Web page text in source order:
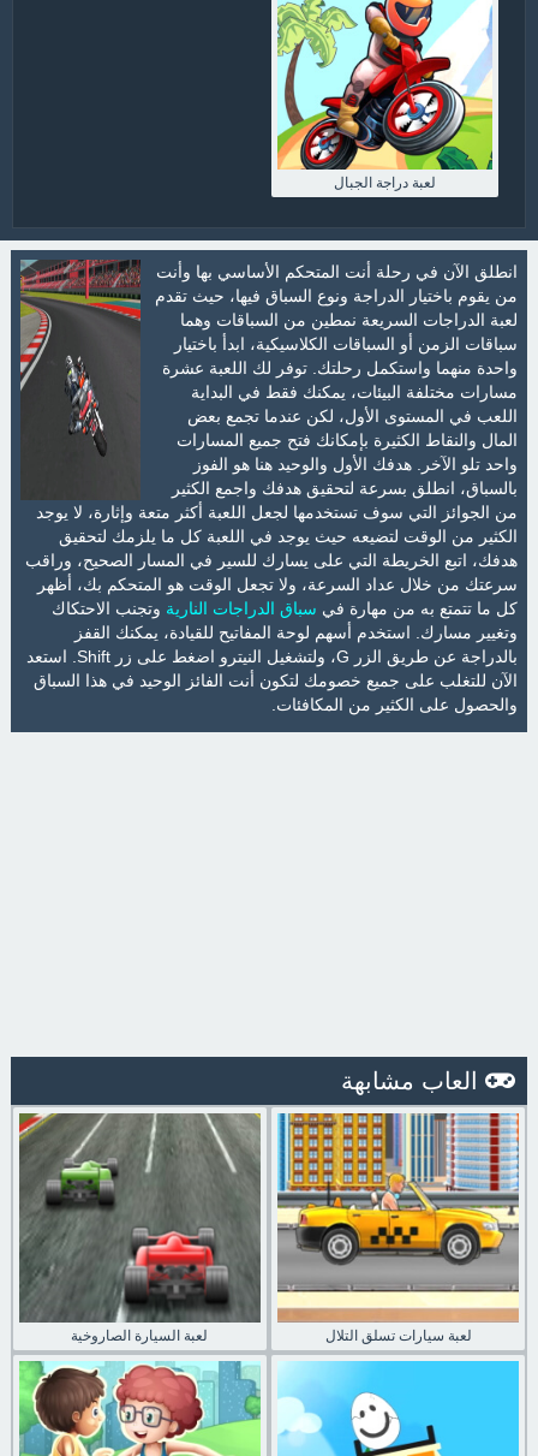
لعبة دراجة الجبال
انطلق الآن في رحلة أنت المتحكم الأساسي بها وأنت
من يقوم باختيار الدراجة ونوع السباق فيها، حيث تقدم
لعبة الدراجات السريعة نمطين من السباقات وهما
سباقات الزمن أو السباقات الكلاسيكية، ابدأ باختيار
واحدة منهما واستكمل رحلتك. توفر لك اللعبة عشرة
مسارات مختلفة البيئات، يمكنك فقط في البداية
اللعب في المستوى الأول، لكن عندما تجمع بعض
المال والنقاط الكثيرة بإمكانك فتح جميع المسارات
واحد تلو الآخر. هدفك الأول والوحيد هنا هو الفوز
بالسباق، انطلق بسرعة لتحقيق هدفك واجمع الكثير
من الجوائز التي سوف تستخدمها لجعل اللعبة أكثر متعة وإثارة، لا يوجد
الكثير من الوقت لتضيعه حيث يوجد في اللعبة كل ما يلزمك لتحقيق
هدفك، اتبع الخريطة التي على يسارك للسير في المسار الصحيح، وراقب
سرعتك من خلال عداد السرعة، ولا تجعل الوقت هو المتحكم بك، أظهر
كل ما تتمتع به من مهارة في سباق الدراجات النارية وتجنب الاحتكاك
وتغيير مسارك. استخدم أسهم لوحة المفاتيح للقيادة، يمكنك القفز
بالدراجة عن طريق الزر G، ولتشغيل النيترو اضغط على زر Shift. استعد
الآن للتغلب على جميع خصومك لتكون أنت الفائز الوحيد في هذا السباق
والحصول على الكثير من المكافئات.
العاب مشابهة
لعبة السيارة الصاروخية لعبة سيارات تسلق التلال